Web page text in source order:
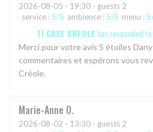
2026-08-05 - 19:30 - guests 2
service : 5/5 ambience : 5/5 menu : 5
TI CASE CREOLE has responded
Merci pour votre avis 5 étoiles
commentaires et espérons vous
Créole.
Marie-Anne O
2026-08-02 - 13:30 - guests 2